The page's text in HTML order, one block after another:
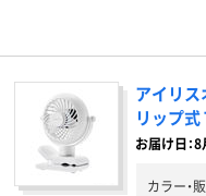
アイリス
リップ
お届け日：8
カラー・